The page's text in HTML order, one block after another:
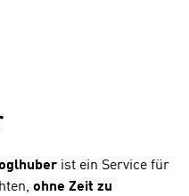
ist ein Service für
ohne Zeit zu